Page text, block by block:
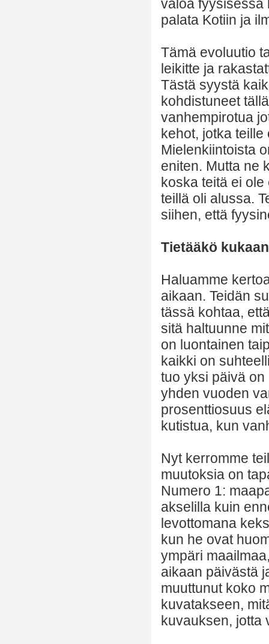
valoa fyysisessä
palata Kotiin ja
Tämä evoluutio
leikitte ja
Tästä syystä
kohdistuneet
vanhempirotua
kehot, jotka
Mielenkiintoista
eniten. Mutta ne
koska teitä ei
teillä oli alussa.
siihen, että
Tietääkö
Haluamme
aikaan. Teidän
tässä kohtaa,
sitä haltuunne
on luontainen
kaikki on
tuo yksi päivä
yhden vuoden
prosenttiosuus
kutistua, kun
Nyt kerromme
muutoksia on
Numero 1:
akselilla kuin
levottomana
kun he ovat
ympäri
aikaan päivästä
muuttunut koko
kuvatakseen,
kuvauksen, jotta